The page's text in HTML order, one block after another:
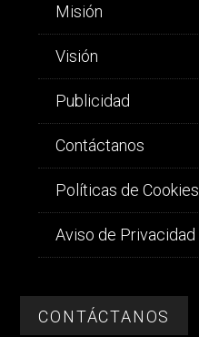
Misión
Visión
Publicidad
Contáctanos
Políticas de Cookies
Aviso de Privacidad
CONTÁCTANOS